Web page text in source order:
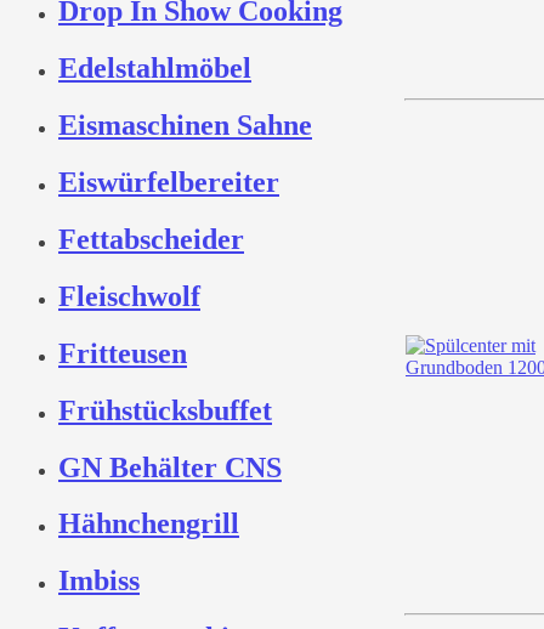
Drop In Show Cooking
Edelstahlmöbel
Eismaschinen Sahne
Eiswürfelbereiter
Fettabscheider
Fleischwolf
Fritteusen
Frühstücksbuffet
GN Behälter CNS
Hähnchengrill
Imbiss